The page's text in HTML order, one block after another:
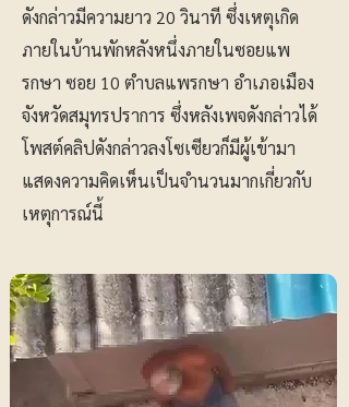
ดังกล่าวมีความยาว 20 วินาที ซึ่งเหตุเกิด
ภายในบ้านพักหลังหนึ่งภายในซอยแพ
รกษา ซอย 10 ตำบลแพรกษา อำเภอเมือง
จังหวัดสมุทรปราการ ซึ่งหลังเพจดังกล่าวได้
โพสต์คลิปดังกล่าวลงโซเซียวก็มีผู้เข้ามา
แสดงความคิดเห็นเป็นจำนวนมากเกี่ยวกับ
เหตุการณ์นี้